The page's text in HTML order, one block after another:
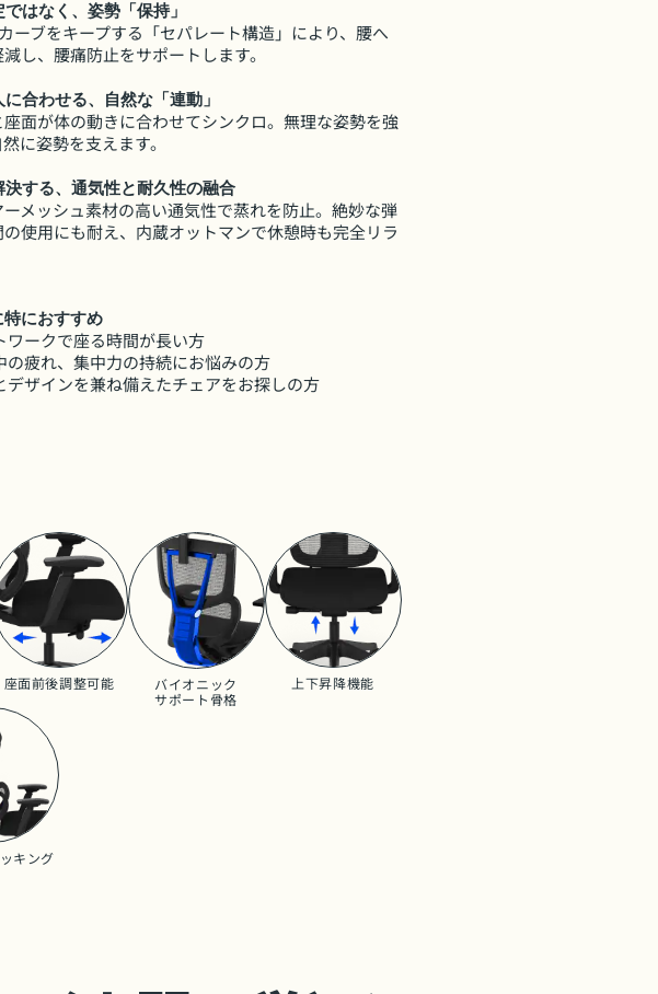
はなく、姿勢「保持」
ーブをキープする「セパレート構造」により、腰へ
し、腰痛防止をサポートします。
合わせる、自然な「連動」
面が体の動きに合わせてシンクロ。無理な姿勢を強
に姿勢を支えます。
決する、通気性と耐久性の融合
メッシュ素材の高い通気性で蒸れを防止。絶妙な弾
使用にも耐え、内蔵オットマンで休憩時も完全リラ
特におすすめ
ワークで座る時間が長い方
の疲れ、集中力の持続にお悩みの方
デザインを兼ね備えたチェアをお探しの方
座面前後調整可能
バイオニック
サポート骨格
上下昇降機能
キング